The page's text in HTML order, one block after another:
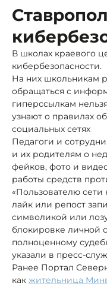
В школах краевого
кибербезопасности.
На них школьникам
обращаться с
гиперссылкам
узнают о правилах
социальных сетях
Педагоги и
и их родителям о
фейков, фото и
работы средств
«Пользователю сети
лайк или репост
символикой или
блокировке личной
полноценному
указали в пресс-
Ранее Портал
как жительница